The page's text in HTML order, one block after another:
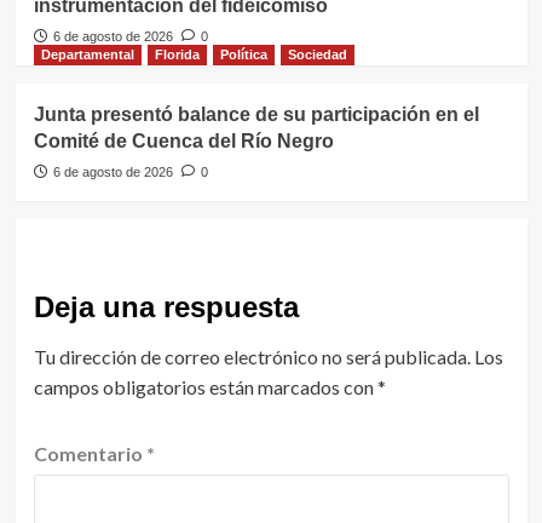
instrumentación del fideicomiso
6 de agosto de 2026
0
Departamental
Florida Política Sociedad
Junta presentó balance de su participación en el
Comité de Cuenca del Río Negro
6 de agosto de 2026 0
Deja una respuesta
Tu dirección de correo electrónico no será publicada. Los
campos obligatorios están marcados con*
Comentario *